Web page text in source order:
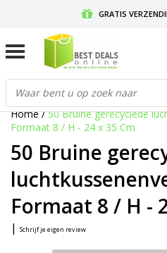
GRATIS
GRATIS RETOURNEREN
Home/50 Bruine gerecyclede
Formaat 8 / H - 24 x 35 Cm
50 Bruine
Formaat 8 / H -
| Schrijf je eigen review